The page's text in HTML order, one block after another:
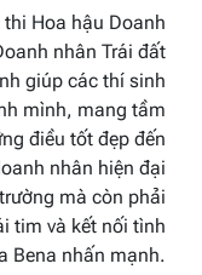
Hoa hậu Doanh
nhân Trái đất
giúp các thí sinh
mình, mang tầm
điều tốt đẹp đến
oanh nhân hiện đại
mà còn phải
tim và kết nối tình
Bena nhấn mạnh.